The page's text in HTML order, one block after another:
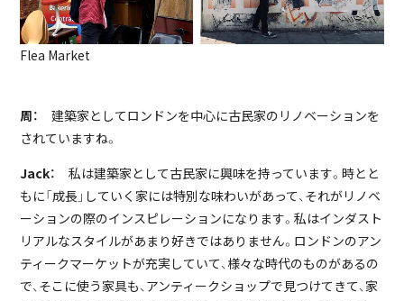
Flea Market
周：
建築家としてロンドンを中心に古民家のリノベーションを
されていますね。
Jack：
私は建築家として古民家に興味を持っています。時とと
もに「成長」していく家には特別な味わいがあって、それがリノベ
ーションの際のインスピレーションになります。私はインダスト
リアルなスタイルがあまり好きではありません。ロンドンのアン
ティークマーケットが充実していて、様々な時代のものがあるの
で、そこに使う家具も、アンティークショップで見つけてきて、家